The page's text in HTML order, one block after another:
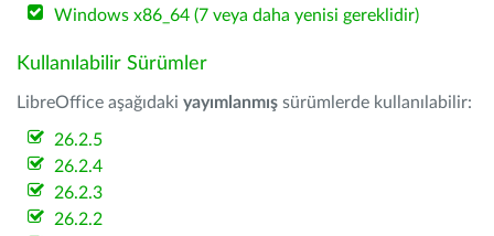
Windows x86_64 (7 veya daha yenisi gereklidir)
Kullanılabilir Sürümler
LibreOffice aşağıdaki yayımlanmış sürümlerde kullanılabilir:
26.2.5
26.2.4
26.2.3
26.2.2